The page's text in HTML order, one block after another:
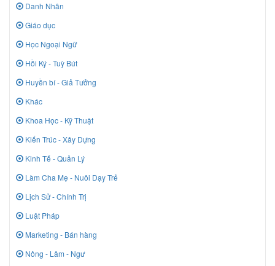
Danh Nhân
Giáo dục
Học Ngoại Ngữ
Hồi Ký - Tuỳ Bút
Huyền bí - Giả Tưởng
Khác
Khoa Học - Kỹ Thuật
Kiến Trúc - Xây Dựng
Kinh Tế - Quản Lý
Làm Cha Mẹ - Nuôi Dạy Trẻ
Lịch Sử - Chính Trị
Luật Pháp
Marketing - Bán hàng
Nông - Lâm - Ngư